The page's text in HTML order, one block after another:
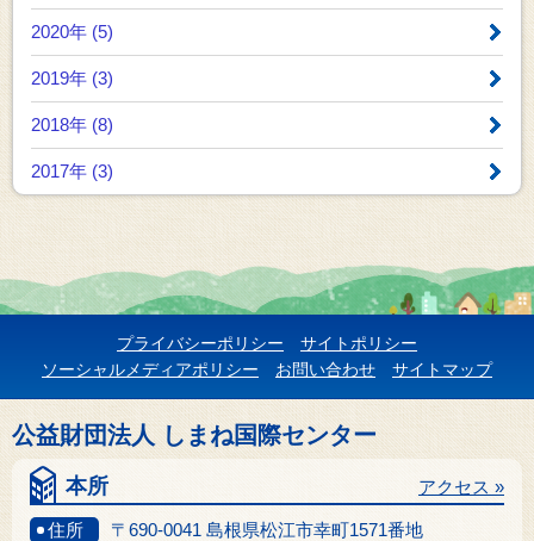
2020年 (5)
2019年 (3)
2018年 (8)
2017年 (3)
プライバシーポリシー
サイトポリシー
ソーシャルメディアポリシー
お問い合わせ サイトマップ
公益財団法人 しまね国際センター
本所
住所 〒690-0041 島根県松江市幸町1571番地
アクセス »